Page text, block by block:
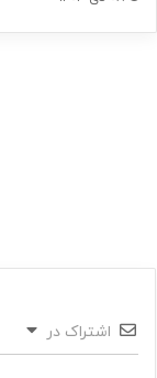
اشتراک در